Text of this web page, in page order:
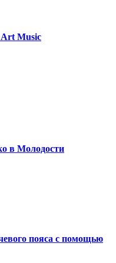
Music
в Молодости
пояса с помощью